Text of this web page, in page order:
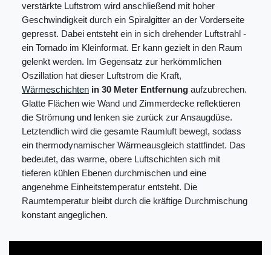
verstärkte Luftstrom wird anschließend mit hoher
Geschwindigkeit durch ein Spiralgitter an der Vorderseite
gepresst. Dabei entsteht ein in sich drehender Luftstrahl -
ein Tornado im Kleinformat. Er kann gezielt in den Raum
gelenkt werden. Im Gegensatz zur herkömmlichen
Oszillation hat dieser Luftstrom die Kraft,
Wärmeschichten in 30 Meter Entfernung aufzubrechen.
Glatte Flächen wie Wand und Zimmerdecke reflektieren
die Strömung und lenken sie zurück zur Ansaugdüse.
Letztendlich wird die gesamte Raumluft bewegt, sodass
ein thermodynamischer Wärmeausgleich stattfindet. Das
bedeutet, das warme, obere Luftschichten sich mit
tieferen kühlen Ebenen durchmischen und eine
angenehme Einheitstemperatur entsteht. Die
Raumtemperatur bleibt durch die kräftige Durchmischung
konstant angeglichen.